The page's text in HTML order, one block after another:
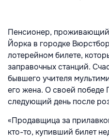
Пенсионер,
Йорка в городке
лотерейном билете,
заправочных станций.
бывшего учителя
его жена. О своей победе
следующий день после
«Продавщица за
кто-то, купивший билет